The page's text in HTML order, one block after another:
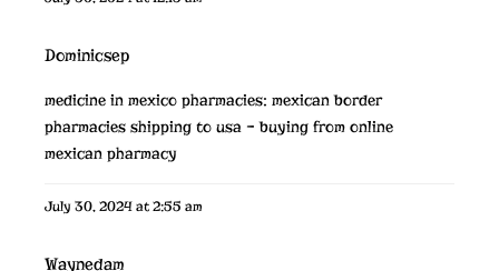
Dominicsep
medicine in mexico pharmacies: mexican border
pharmacies shipping to usa – buying from online
mexican pharmacy
July 30, 2024 at 2:55 am
Waynedam